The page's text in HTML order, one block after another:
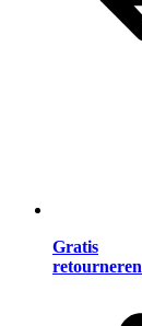
Gratis
retourneren